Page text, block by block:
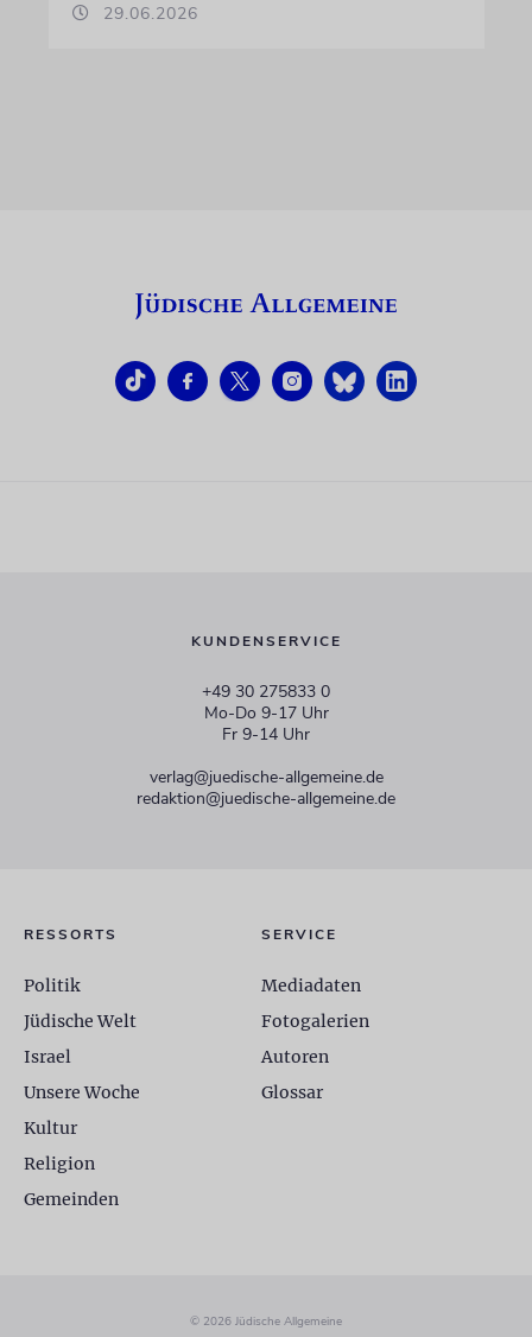
29.06.2026
KUNDENSERVICE
+49 30 275833 0
Mo-Do 9-17 Uhr
Fr 9-14 Uhr
verlag@juedische-allgemeine.de
redaktion@juedische-allgemeine.de
RESSORTS
Politik
Jüdische Welt
Israel
Unsere Woche
Kultur
Religion
Gemeinden
SERVICE
Mediadaten
Fotogalerien
Autoren
Glossar
© 2026 Jüdische Allgemeine